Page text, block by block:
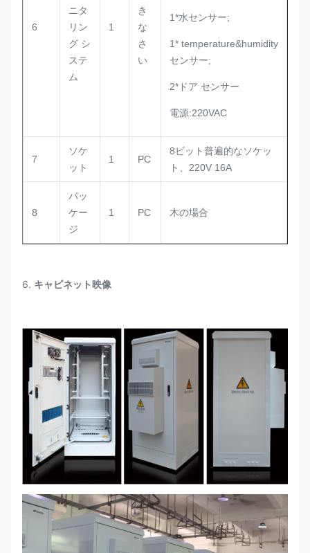
6
ニタ
リン
グ シ
ステ
ム
1
き
な
さ
い
1*水センサー;
1* temperature&humidity
センサー;
2*ドア センサー
電源:220VAC
7
ソケ
ット
1 PC
8ビット普遍的なソケッ
ト、220V 16A
8
パッ
ケー
ジ
1 PC 木の場合
6. キャビネット映像